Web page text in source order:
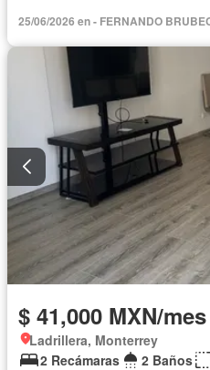
Circuito cerrado de televisión
Cocina integral
Cuarto de
Elevador
Estacionamiento
Despacho
Recámara con
Sala polivalente
Terraza
Zonas verdes
Permite niños
Completamente amueblado
25/06/2026 en - FERNANDO
$ 41,000 MXN/mes
Ladrillera, Monterrey
2 Recámaras
2 Baños